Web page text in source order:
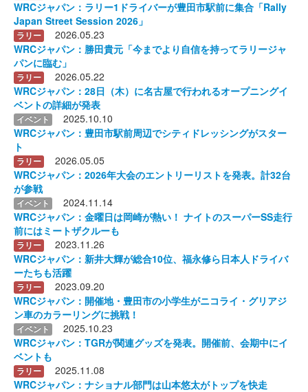
WRCジャパン：ラリー1ドライバーが豊田市駅前に集合「Rally
Japan Street Session 2026」
ラリー
2026.05.23
WRCジャパン：勝田貴元「今までより自信を持ってラリージャ
パンに臨む」
ラリー
2026.05.22
WRCジャパン：28日（木）に名古屋で行われるオープニングイ
ベントの詳細が発表
イベント
2025.10.10
WRCジャパン：豊田市駅前周辺でシティドレッシングがスター
ト
ラリー
2026.05.05
WRCジャパン：2026年大会のエントリーリストを発表。計32台
が参戦
イベント
2024.11.14
WRCジャパン：金曜日は岡崎が熱い！ ナイトのスーパーSS走行
前にはミートザクルーも
ラリー
2023.11.26
WRCジャパン：新井大輝が総合10位、福永修ら日本人ドライバ
ーたちも活躍
ラリー
2023.09.20
WRCジャパン：開催地・豊田市の小学生がニコライ・グリアジ
ン車のカラーリングに挑戦！
イベント
2025.10.23
WRCジャパン：TGRが関連グッズを発表。開催前、会期中にイ
ベントも
ラリー
2025.11.08
WRCジャパン：ナショナル部門は山本悠太がトップを快走